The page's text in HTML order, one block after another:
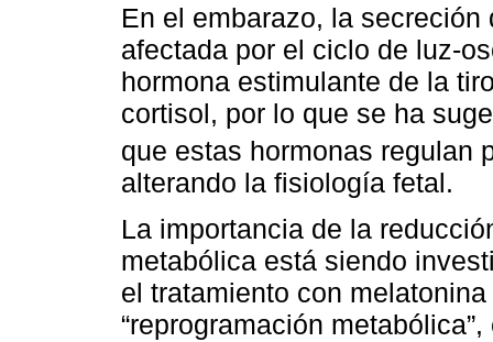
En el embarazo, la
afectada por el ciclo de luz-
hormona estimulante de la
cortisol, por lo que se ha
que estas hormonas regulan
alterando la fisiología fetal.
La importancia de la
metabólica está siendo
el tratamiento con
“reprogramación